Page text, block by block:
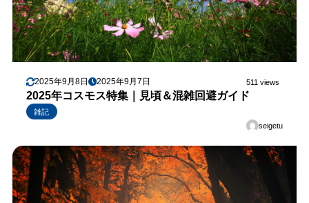
2025年9月8日 2025年9月7日 511 views
2025年コスモス特集｜見頃＆混雑回避ガイド
雑記
seigetu